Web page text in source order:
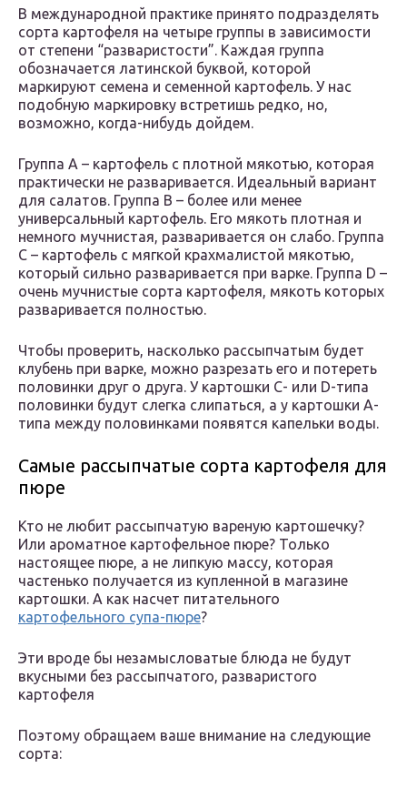
В международной практике принято подразделять
сорта картофеля на четыре группы в зависимости
от степени “разваристости”. Каждая группа
обозначается латинской буквой, которой
маркируют семена и семенной картофель. У нас
подобную маркировку встретишь редко, но,
возможно, когда-нибудь дойдем.
Группа А – картофель с плотной мякотью, которая
практически не разваривается. Идеальный вариант
для салатов. Группа В – более или менее
универсальный картофель. Его мякоть плотная и
немного мучнистая, разваривается он слабо. Группа
С – картофель с мягкой крахмалистой мякотью,
который сильно разваривается при варке. Группа D –
очень мучнистые сорта картофеля, мякоть которых
разваривается полностью.
Чтобы проверить, насколько рассыпчатым будет
клубень при варке, можно разрезать его и потереть
половинки друг о друга. У картошки C- или D-типа
половинки будут слегка слипаться, а у картошки A-
типа между половинками появятся капельки воды.
Самые рассыпчатые сорта картофеля для
пюре
Кто не любит рассыпчатую вареную картошечку?
Или ароматное картофельное пюре? Только
настоящее пюре, а не липкую массу, которая
частенько получается из купленной в магазине
картошки. А как насчет питательного
картофельного супа-пюре?
Эти вроде бы незамысловатые блюда не будут
вкусными без рассыпчатого, разваристого
картофеля
Поэтому обращаем ваше внимание на следующие
сорта: